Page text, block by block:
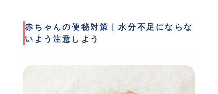
赤ちゃんの便秘対策｜水分不足にならな
いよう注意しよう